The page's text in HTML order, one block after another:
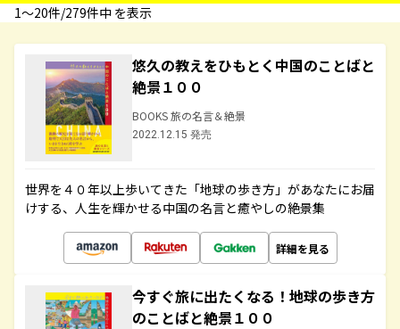
1〜20件/279件中 を表示
悠久の教えをひもとく中国のことばと
絶景１００
BOOKS 旅の名言＆絶景
2022.12.15 発売
世界を４０年以上歩いてきた「地球の歩き方」があなたにお届
けする、人生を輝かせる中国の名言と癒やしの絶景集
詳細を見る
今すぐ旅に出たくなる！地球の歩き方
のことばと絶景１００